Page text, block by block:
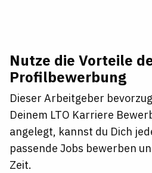
Nutze die Vorteile
Profilbewerbung
Dieser Arbeitgeber
Deinem LTO Karriere
angelegt, kannst du Dich
passende Jobs bewerben
Zeit.